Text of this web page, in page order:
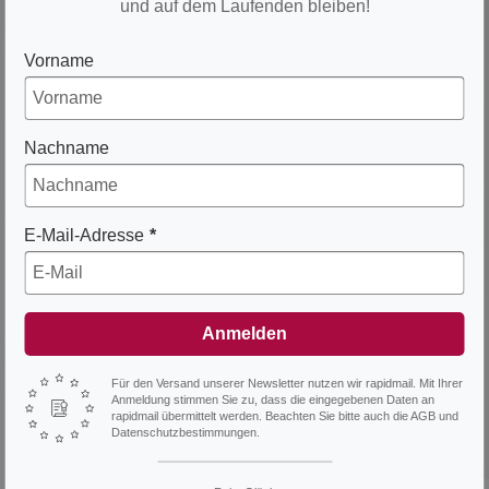
D-92237 Sulzbach-Rosenberg
E-Mail:
Information
Kontakt
Datenschutz
Impressum
Infoblatt zur Pauschalreise
Sitemap
und auf dem Laufenden bleiben!
Vorname
Nachname
E-Mail-Adresse
Anmelden
Für den Versand unserer Newsletter nutzen wir rapidmail. Mit Ihrer
Anmeldung stimmen Sie zu, dass die eingegebenen Daten an
rapidmail übermittelt werden. Beachten Sie bitte auch die AGB und
Datenschutzbestimmungen.